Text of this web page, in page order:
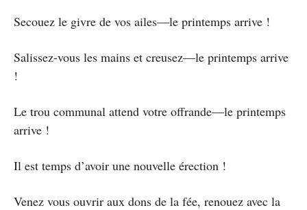
Secouez le givre de vos ailes—le printemps arrive !
Salissez-vous les mains et creusez—le printemps arrive
!
Le trou communal attend votre offrande—le printemps
arrive !
Il est temps d’avoir une nouvelle érection !
Venez vous ouvrir aux dons de la fée, renouez avec la